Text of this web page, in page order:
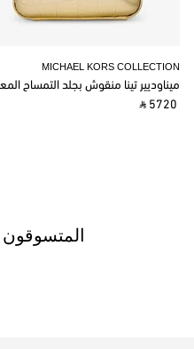
MICHAEL KORS COLLECTION
ميناوديير تينا منقوش بجلد التمساح
‎ ⃁ 5720 ‎